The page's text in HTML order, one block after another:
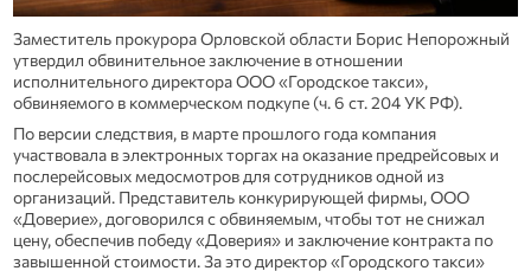
Заместитель прокурора Орловской области Борис Непорожный
утвердил обвинительное заключение в отношении
исполнительного директора ООО «Городское такси»,
обвиняемого в коммерческом подкупе (ч. 6 ст. 204 УК РФ).
По версии следствия, в марте прошлого года компания
участвовала в электронных торгах на оказание предрейсовых и
послерейсовых медосмотров для сотрудников одной из
организаций. Представитель конкурирующей фирмы, ООО
«Доверие», договорился с обвиняемым, чтобы тот не снижал
цену, обеспечив победу «Доверия» и заключение контракта по
завышенной стоимости. За это директор «Городского такси»